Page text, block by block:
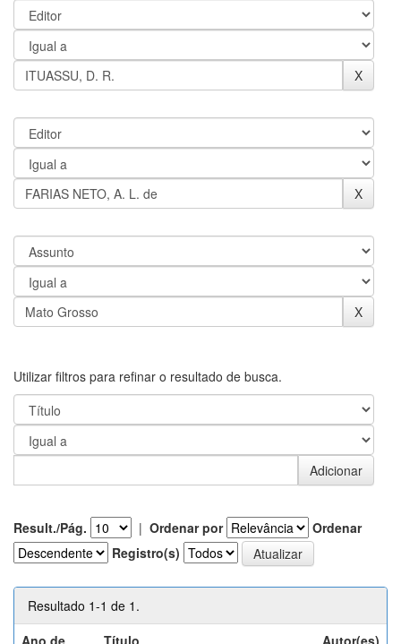
Utilizar filtros para refinar o resultado de busca.
Result./Pág. | Ordenar por
Ordenar
Registro(s)
Resultado 1-1 de 1.
Ano de
Título Autor(es)